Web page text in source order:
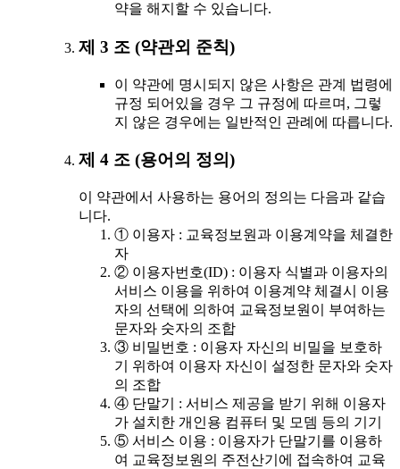
약을 해지할 수 있습니다.
제 3 조 (약관외 준칙)
이 약관에 명시되지 않은 사항은 관계 법령에
규정 되어있을 경우 그 규정에 따르며, 그렇
지 않은 경우에는 일반적인 관례에 따릅니다.
제 4 조 (용어의 정의)
이 약관에서 사용하는 용어의 정의는 다음과 같습
니다.
① 이용자 : 교육정보원과 이용계약을 체결한
자
② 이용자번호(ID) : 이용자 식별과 이용자의
서비스 이용을 위하여 이용계약 체결시 이용
자의 선택에 의하여 교육정보원이 부여하는
문자와 숫자의 조합
③ 비밀번호 : 이용자 자신의 비밀을 보호하
기 위하여 이용자 자신이 설정한 문자와 숫자
의 조합
④ 단말기 : 서비스 제공을 받기 위해 이용자
가 설치한 개인용 컴퓨터 및 모뎀 등의 기기
⑤ 서비스 이용 : 이용자가 단말기를 이용하
여 교육정보원의 주전산기에 접속하여 교육